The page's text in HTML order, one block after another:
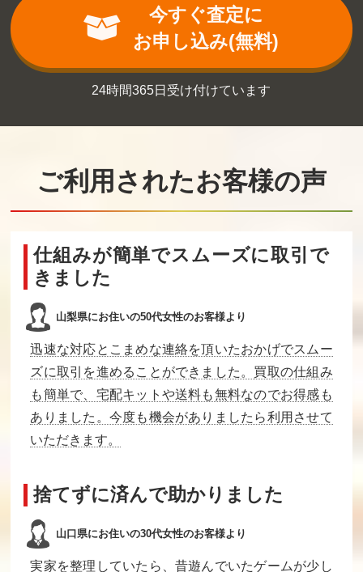
今すぐ査定に
お申し込み(無料)
24時間365日受け付けています
ご利用されたお客様の声
仕組みが簡単でスムーズに取引で
きました
山梨県にお住いの50代女性のお客様より
迅速な対応とこまめな連絡を頂いたおかげでスムー
ズに取引を進めることができました。買取の仕組み
も簡単で、宅配キットや送料も無料なのでお得感も
ありました。今度も機会がありましたら利用させて
いただきます。
捨てずに済んで助かりました
山口県にお住いの30代女性のお客様より
実家を整理していたら、昔遊んでいたゲームが少し